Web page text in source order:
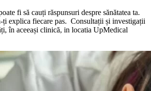
fi să cauți răspunsuri despre sănătatea ta.
ți explica fiecare pas. Consultații și investigații
în aceeași clinică, in locatia UpMedical